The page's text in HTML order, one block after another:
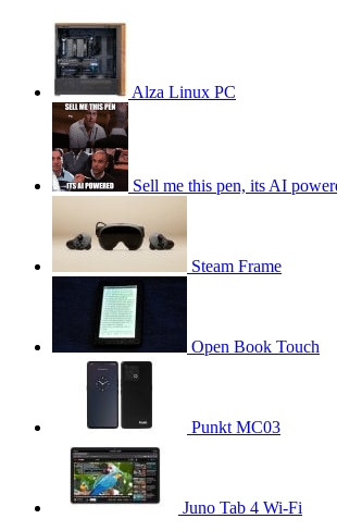
Alza Linux PC
Sell me this pen, its AI
Steam Frame
Open Book Touch
Punkt MC03
Juno Tab 4 Wi-Fi